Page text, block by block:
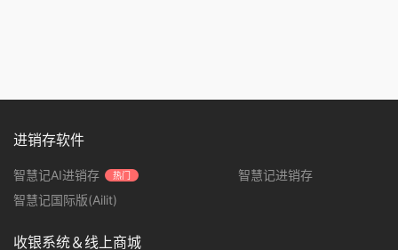
进销存软件
智慧记AI进销存 热门
智慧记进销存
智慧记国际版(Ailit)
收银系统＆线上商城